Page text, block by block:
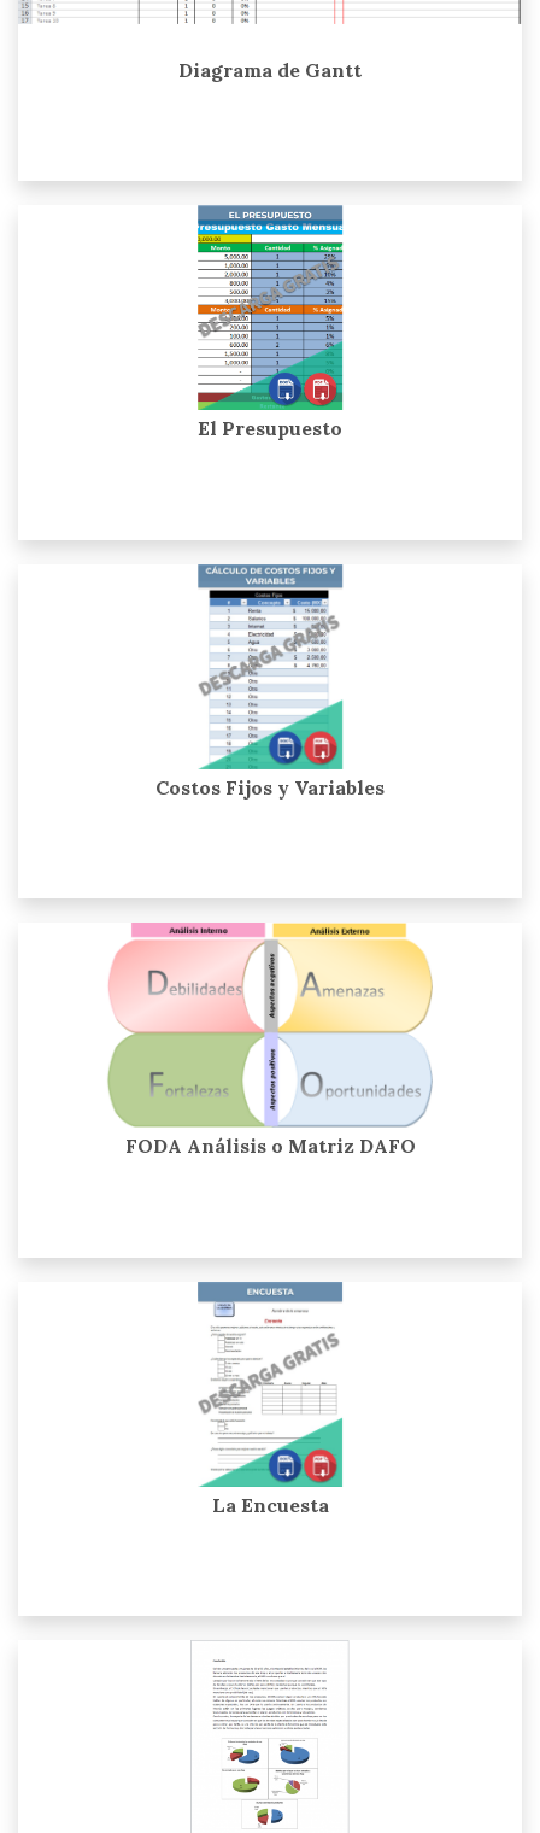
Diagrama de Gantt
El Presupuesto
Costos Fijos y Variables
FODA Análisis o Matriz DAFO
La Encuesta